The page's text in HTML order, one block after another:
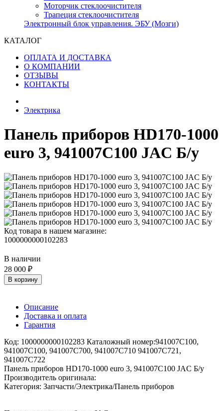
Моторчик стеклоочистителя
Трапеция стеклоочистителя
Электронный блок управления. ЭБУ (Мозги)
КАТАЛОГ
ОПЛАТА И ДОСТАВКА
О КОМПАНИИ
ОТЗЫВЫ
КОНТАКТЫ
Электрика
Панель приборов HD170-1000
euro 3, 941007C100 JAC Б/у
Код товара в нашем магазине:
1000000000102283
В наличии
28 000 ₽
В корзину
Описание
Доставка и оплата
Гарантия
Код: 1000000000102283 Каталожный номер:941007C100,
941007C100, 941007C700, 941007C710 941007C721,
941007C722
Панель приборов HD170-1000 euro 3, 941007C100 JAC Б/у
Производитель оригинала:
Категория: Запчасти/Электрика/Панель приборов